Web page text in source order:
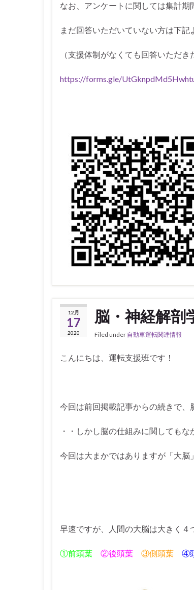
なお、アンケートに関しては集計期
まだ回答いただいていない方は下記
（支援体制がなくても回答いただき
https://forms.gle/
12月
17
2020
脳・神経解
Filed under 自動車運転関連情報
こんにちは、運転支援班です！
今回は前回掲載記事からの続きで、
・・しかし脳の仕組みに関しても
今回は大まかではありますが「大脳
早速ですが、人間の大脳は大きく４
①前頭葉 ②後頭葉 ③側頭葉 ④